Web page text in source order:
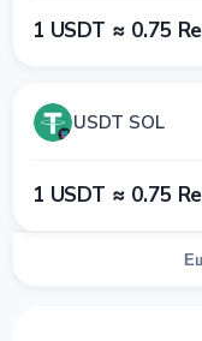
1 USDT ≈ 0.75
USDT SOL
1 USDT ≈ 0.75